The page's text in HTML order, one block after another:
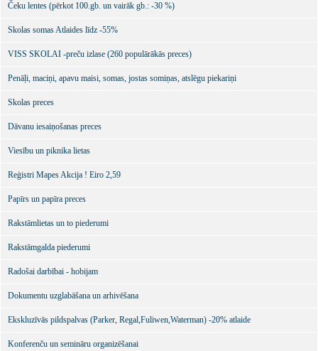
Čeku lentes (pērkot 100.gb. un vairāk gb.: -30 %)
Skolas somas Atlaides līdz -55%
VISS SKOLAI -preču izlase (260 populārākās preces)
Penāļi, maciņi, apavu maisi, somas, jostas somiņas, atslēgu piekariņi
Skolas preces
Dāvanu iesaiņošanas preces
Viesību un piknika lietas
Reģistri Mapes Akcija ! Eiro 2,59
Papīrs un papīra preces
Rakstāmlietas un to piederumi
Rakstāmgalda piederumi
Radošai darbībai - hobijam
Dokumentu uzglabāšana un arhivēšana
Ekskluzīvās pildspalvas (Parker, Regal,Fuliwen,Waterman) -20% atlaide
Konferenču un semināru organizēšanai